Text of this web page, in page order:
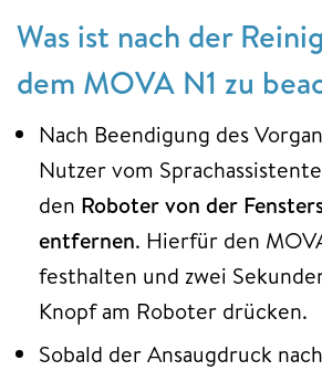
Was ist nach der
dem MOVA N1 zu
Nach Beendigung des
Nutzer vom
den Roboter von der
entfernen. Hierfür den
festhalten und zwei
Knopf am Roboter drücken.
Sobald der Ansaugdruck